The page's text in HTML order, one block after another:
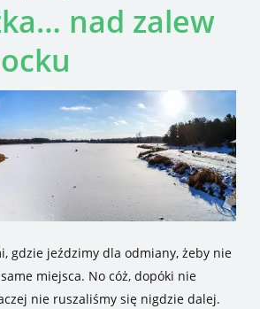
nad zalew
gdzie jeździmy dla odmiany, żeby nie
miejsca. No cóż, dopóki nie
nie ruszaliśmy się nigdzie dalej.